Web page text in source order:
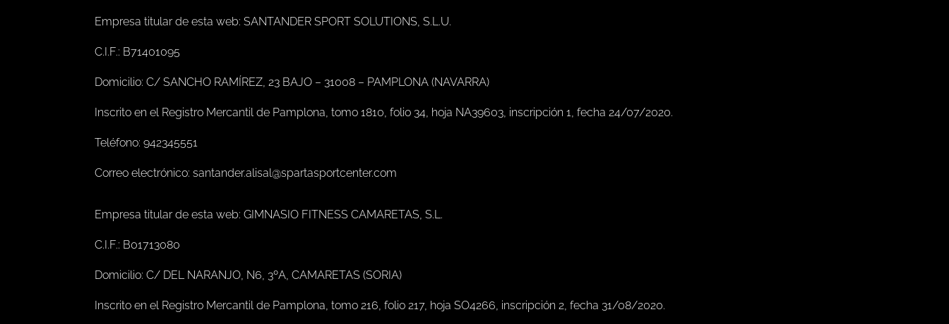
Empresa titular de esta web: SANTANDER SPORT SOLUTIONS, S.L.U.
C.I.F.: B71401095
Domicilio: C/ SANCHO RAMÍREZ, 23 BAJO – 31008 – PAMPLONA (NAVARRA)
Inscrito en el Registro Mercantil de Pamplona, tomo 1810, folio 34, hoja NA39603, inscripción 1, fecha 24/07/2020.
Teléfono: 942345551
Correo electrónico: santander.alisal@spartasportcenter.com
Empresa titular de esta web: GIMNASIO FITNESS CAMARETAS, S.L.
C.I.F.: B01713080
Domicilio: C/ DEL NARANJO, N6, 3ºA, CAMARETAS (SORIA)
Inscrito en el Registro Mercantil de Pamplona, tomo 216, folio 217, hoja SO4266, inscripción 2, fecha 31/08/2020.